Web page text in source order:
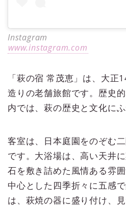
Instagram
www.instagram.com
「萩の宿 常茂恵」は、大正
造りの老舗旅館です。歴史
内では、萩の歴史と文化にふ
客室は、日本庭園をのぞむ
です。大浴場は、高い天井
石を敷き詰めた風情ある雰
中心とした四季折々に五感
は、萩焼の器に盛り付け、